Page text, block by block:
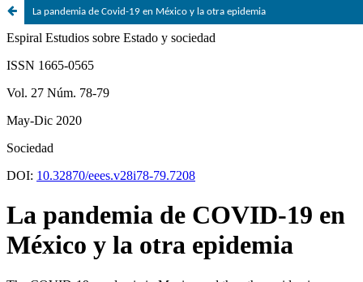
La pandemia de Covid-19 en México y la otra epidemia